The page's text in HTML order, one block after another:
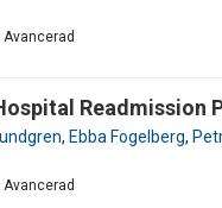
Avancerad
Readmission
, Ebba Fogelberg,
Avancerad